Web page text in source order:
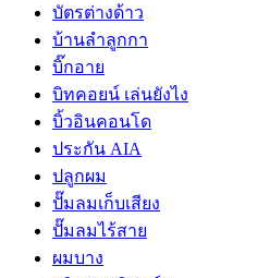
บัตรต่างด้าว
บ้านลำลูกกา
บิ๊กอาย
บิทคอยน์ เล่นยังไง
บิ้วอินคอนโด
ประกัน AIA
ปลูกผม
ปั๊มลมเก็บเสียง
ปั๊มลมไร้สาย
ผมบาง